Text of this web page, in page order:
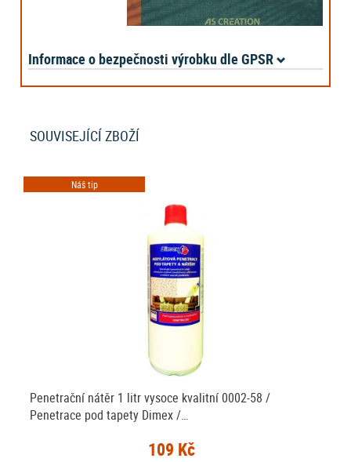
Informace o bezpečnosti výrobku dle GPSR
SOUVISEJÍCÍ ZBOŽÍ
Náš tip
Penetrační nátěr 1 litr vysoce kvalitní 0002-58 /
Penetrace pod tapety Dimex /…
109 Kč